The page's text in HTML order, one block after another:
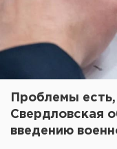
Проблемы
Свердловская
введению